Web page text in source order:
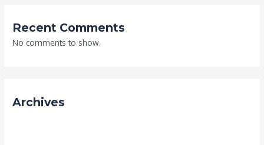
Recent Comments
No comments to show.
Archives